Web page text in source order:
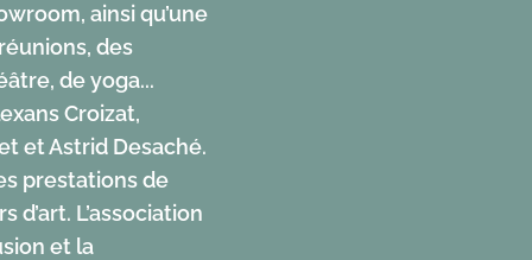
ainsi qu’une
des
de yoga...
Croizat,
et Astrid Desaché.
prestations de
L’association
et la